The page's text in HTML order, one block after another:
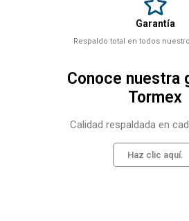
Garantía
Respaldo total en todos
Conoce nuestra
Tormex
Calidad respaldada en
Haz clic aquí.